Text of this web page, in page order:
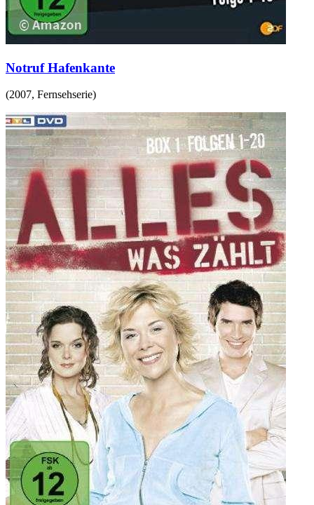
Notruf Hafenkante
(2007, Fernsehserie)